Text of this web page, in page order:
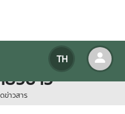
TH
กษตรจัด
วข้าว
ข่าวสาร